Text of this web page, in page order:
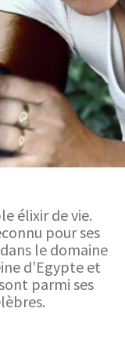
élixir de vie.
pour ses
le domaine
d’Egypte et
parmi ses